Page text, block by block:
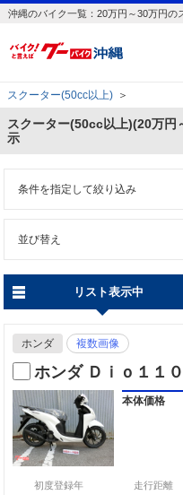
沖縄のバイク一覧：20万円～30万円
スクーター(50cc以上) ＞
スクーター(50cc以上)(20万円
示
条件を指定して絞り込み
並び替え
リスト表示中
ホンダ 複数画像
ホンダ Ｄｉｏ１１
本体価格
初度登録年
走行距離